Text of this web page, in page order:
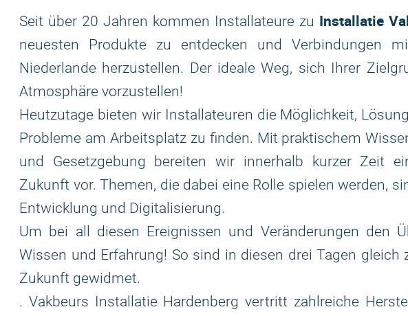
Seit über 20 Jahren kommen Installateure zu Installatie
neuesten Produkte zu entdecken und Verbindungen
Niederlande herzustellen. Der ideale Weg, sich Ihrer
Atmosphäre vorzustellen!
Heutzutage bieten wir Installateuren die Möglichkeit,
Probleme am Arbeitsplatz zu finden. Mit praktischem
und Gesetzgebung bereiten wir innerhalb kurzer Zeit
Zukunft vor. Themen, die dabei eine Rolle spielen werden,
Entwicklung und Digitalisierung.
Um bei all diesen Ereignissen und Veränderungen den
Wissen und Erfahrung! So sind in diesen drei Tagen
Zukunft gewidmet.
. Vakbeurs Installatie Hardenberg vertritt zahlreiche